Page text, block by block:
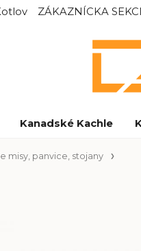
ZÁKAZNÍCKA
Kanadské Kachle
misy, panvice, stojany